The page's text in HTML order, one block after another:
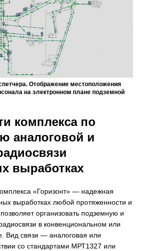
Отображение местоположения
на электронном плане подземной
комплекса по
аналоговой и
выработках
«Горизонт» — надежная
выработках любой протяженности и
организовать подземную и
в конвенциональном или
Вид связи — аналоговая или
со стандартами МРТ1327 или